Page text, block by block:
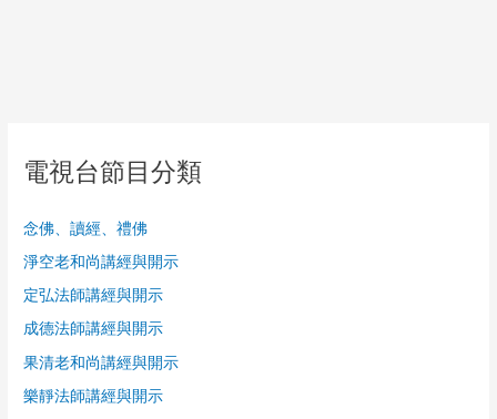
電視台節目分類
念佛、讀經、禮佛
淨空老和尚講經與開示
定弘法師講經與開示
成德法師講經與開示
果清老和尚講經與開示
樂靜法師講經與開示